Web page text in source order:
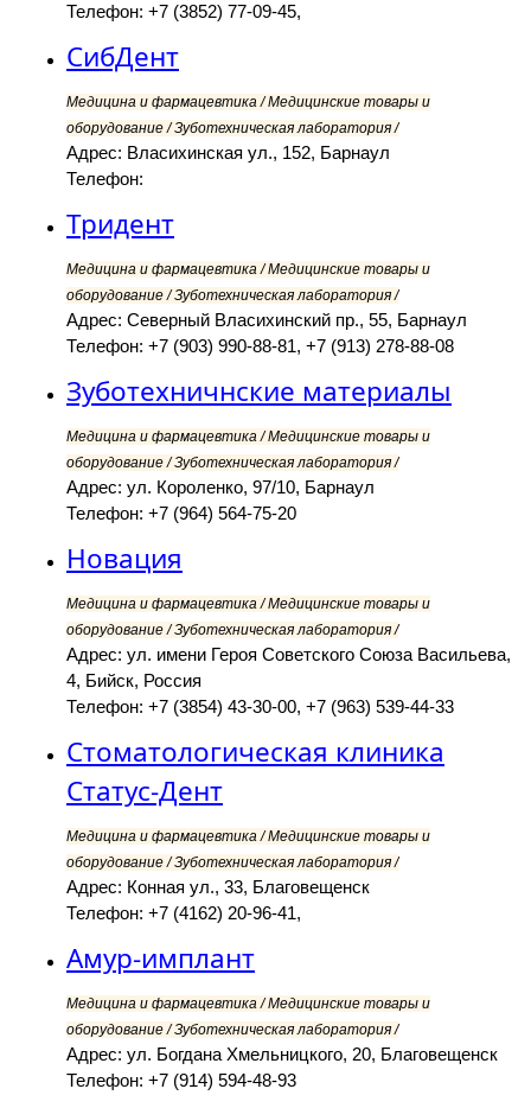
Телефон: +7 (3852) 77-09-45,
СибДент
Медицина и фармацевтика / Медицинские товары и
оборудование / Зуботехническая лаборатория /
Адрес: Власихинская ул., 152, Барнаул
Телефон:
Тридент
Медицина и фармацевтика / Медицинские товары и
оборудование / Зуботехническая лаборатория /
Адрес: Северный Власихинский пр., 55, Барнаул
Телефон: +7 (903) 990-88-81, +7 (913) 278-88-08
Зуботехничнские материалы
Медицина и фармацевтика / Медицинские товары и
оборудование / Зуботехническая лаборатория /
Адрес: ул. Короленко, 97/10, Барнаул
Телефон: +7 (964) 564-75-20
Новация
Медицина и фармацевтика / Медицинские товары и
оборудование / Зуботехническая лаборатория /
Адрес: ул. имени Героя Советского Союза Васильева,
4, Бийск, Россия
Телефон: +7 (3854) 43-30-00, +7 (963) 539-44-33
Стоматологическая клиника
Статус-Дент
Медицина и фармацевтика / Медицинские товары и
оборудование / Зуботехническая лаборатория /
Адрес: Конная ул., 33, Благовещенск
Телефон: +7 (4162) 20-96-41,
Амур-имплант
Медицина и фармацевтика / Медицинские товары и
оборудование / Зуботехническая лаборатория /
Адрес: ул. Богдана Хмельницкого, 20, Благовещенск
Телефон: +7 (914) 594-48-93